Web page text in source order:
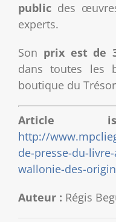
public des
experts.
Son prix est de
dans toutes les
boutique du
http://
de-presse-du-
wallonie-des-
Auteur : Régis